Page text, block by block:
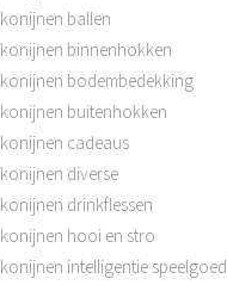
konijnen ballen
konijnen binnenhokken
konijnen bodembedekking
konijnen buitenhokken
konijnen cadeaus
konijnen diverse
konijnen drinkflessen
konijnen hooi en stro
konijnen intelligentie speelgoed